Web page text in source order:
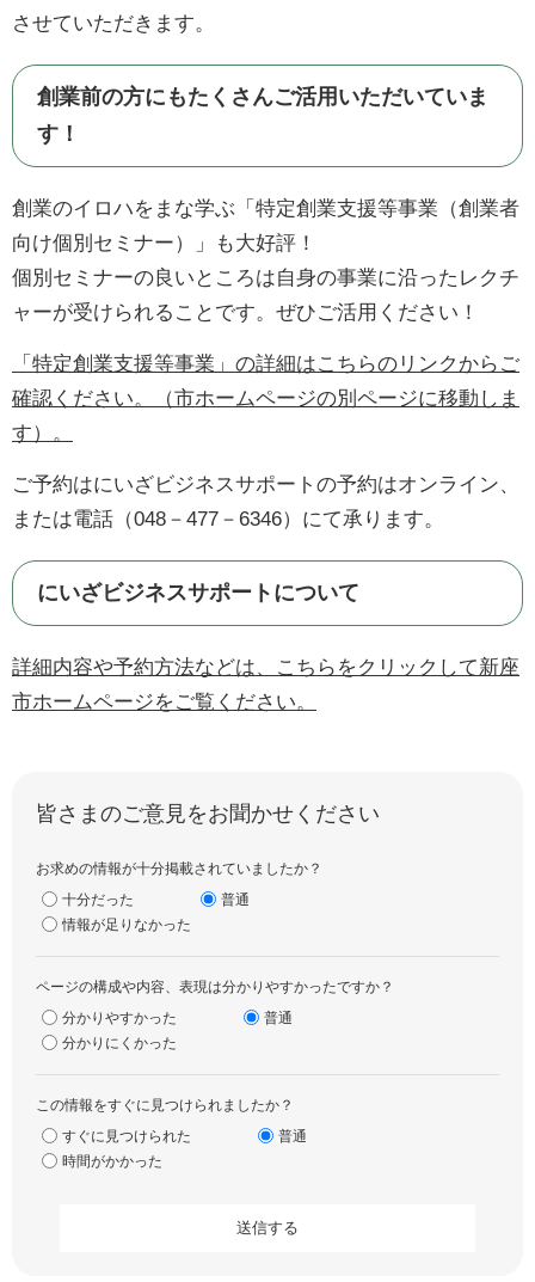
させていただきます。
創業前の方にもたくさんご活用いただいていま
す！
創業のイロハをまな学ぶ「特定創業支援等事業（創業者
向け個別セミナー）」も大好評！
個別セミナーの良いところは自身の事業に沿ったレクチ
ャーが受けられることです。ぜひご活用ください！
「特定創業支援等事業」の詳細はこちらのリンクからご
確認ください。（市ホームページの別ページに移動しま
す）。
ご予約はにいざビジネスサポートの予約はオンライン、
または電話（048－477－6346）にて承ります。
にいざビジネスサポートについて
詳細内容や予約方法などは、こちらをクリックして新座
市ホームページをご覧ください。
皆さまのご意見をお聞かせください
お求めの情報が十分掲載されていましたか？
十分だった
普通
情報が足りなかった
ページの構成や内容、表現は分かりやすかったですか？
分かりやすかった
普通
分かりにくかった
この情報をすぐに見つけられましたか？
すぐに見つけられた
普通
時間がかかった